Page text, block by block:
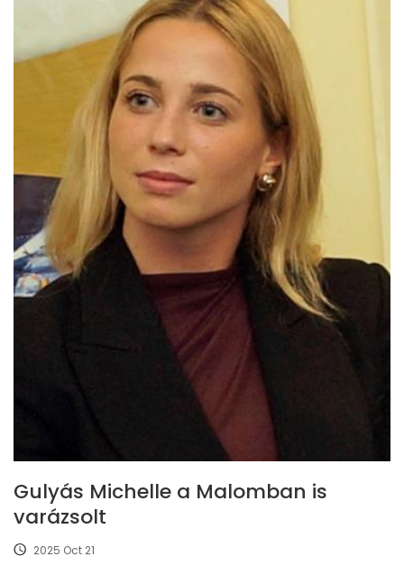
Gulyás Michelle a Malomban is
varázsolt
2025 Oct 21